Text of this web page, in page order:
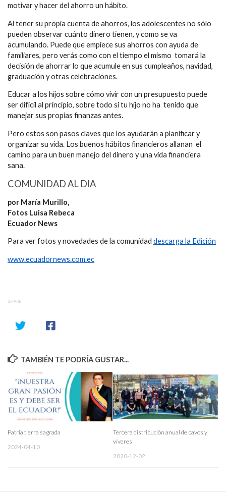
motivar y hacer del ahorro un hábito.
Al tener su propia cuenta de ahorros, los adolescentes no sólo
pueden observar cuánto dinero tienen, y como se va
acumulando. Puede que empiece sus ahorros con ayuda de
familiares, pero verás como con el tiempo el mismo tomará la
decisión de ahorrar lo que acumule en sus cumpleaños, navidad,
graduación y otras celebraciones.
Educar a los hijos sobre cómo vivir con un presupuesto puede
ser difícil al principio, sobre todo si tu hijo no ha tenido que
manejar sus propias finanzas antes.
Pero estos son pasos claves que los ayudarán a planificar y
organizar su vida. Los buenos hábitos financieros allanan el
camino para un buen manejo del dinero y una vida financiera
sana.
COMUNIDAD AL DIA
por María Murillo,
Fotos Luisa Rebeca
Ecuador News
Para ver fotos y novedades de la comunidad descarga la Edición
www.ecuadornews.com.ec
SHARE
TAMBIÉN TE PODRÍA GUSTAR...
Patria tierra sagrada
2024-04-10
Tercera distribución anual de pavos y
víveres
2020-12-02